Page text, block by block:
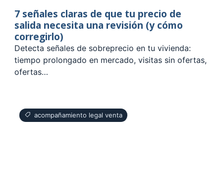
7 señales claras de que tu precio de
salida necesita una revisión (y cómo
corregirlo)
Detecta señales de sobreprecio en tu vivienda:
tiempo prolongado en mercado, visitas sin ofertas,
ofertas…
acompañamiento legal venta